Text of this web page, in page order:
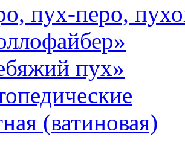
пух-перо,
пух»
(ватиновая)